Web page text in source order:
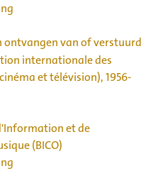
ontvangen van of verstuurd
internationale des
et télévision), 1956-
et de
(BICO)